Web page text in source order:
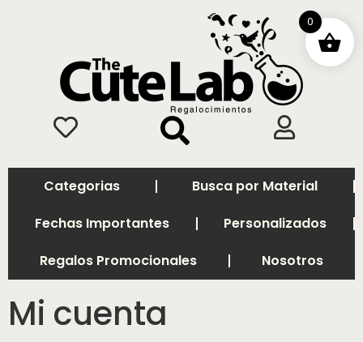
Categorias
Busca por Material
Fechas Importantes
Personalizados
Regalos Promocionales
Nosotros
Mi cuenta
0